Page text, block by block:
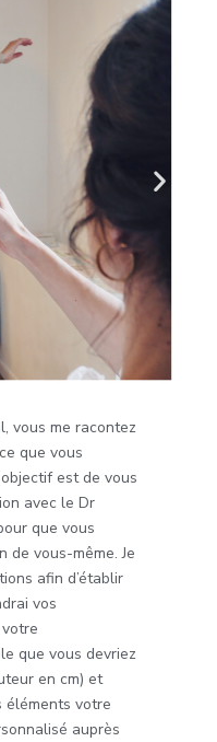
vous me racontez
que vous
est de vous
avec le Dr
que vous
de vous-même. Je
afin d’établir
vos
que vous devriez
en cm) et
éléments votre
auprès